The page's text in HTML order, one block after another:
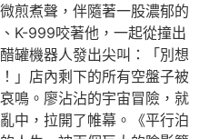
煎煮聲，伴隨著一股濃郁的
K-999咬著他，一起從撞出
罐機器人發出尖叫：「別想
」店內剩下的所有空盤子被
鳴。廖沾沾的宇宙冒險，就
中，拉開了帷幕。《平行泊